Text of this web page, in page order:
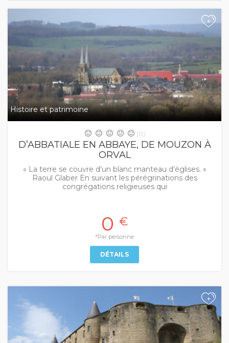
+
Histoire et patrimoine
(0)
D’ABBATIALE EN ABBAYE, DE MOUZON À
ORVAL
« La terre se couvre d’un blanc manteau d’églises. »
Raoul Glaber En suivant les pérégrinations des
congrégations religieuses qui
0 €
*Par personne
DÉTAILS
+